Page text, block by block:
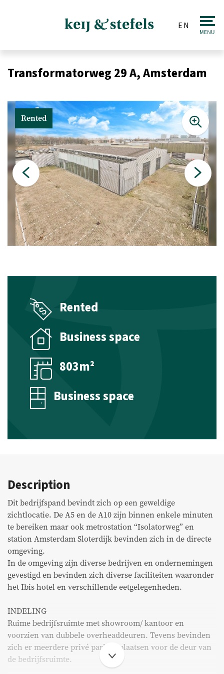
EN
Sale
Purchase
Valuations
Letting & Renting
Investments
Auction
Management
Financial management
Valuations
Property Appraisal
Commercial Real Estate Appraisal
Listings
Sales listings
Purchased
Recent transactions
Tenants
FAQ
Tenants portal
Owners portal
Move.nl
Transformatorweg 29 A, Amsterdam
Rented
Rented
Business space
803m²
Business space
Description
Dit bedrijfspand bevindt zich op een geweldige
zichtlocatie. De A5 en de A10 zijn binnen enkele minuten
te bereiken maar ook metrostation “Isolatorweg” en
station Amsterdam Sloterdijk bevinden zich in de directe
omgeving.
In de omgeving zijn diverse bedrijven en ondernemingen
gevestigd en bevinden zich diverse faciliteiten waaronder
het Ibis hotel en verschillende eetgelegenheden.
INDELING
Ruime bedrijfsruimte met showroom/ kantoor en
voorzien van dubbele overheaddeuren. Tevens bevinden
zich er meerdere privé parkeerplaatsen voor de deur van
de bedrijfsruimte.